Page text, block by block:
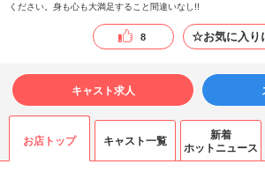
ください。身も心も大満足すること間違いなし!!
8 ☆お気に入り
キャスト求人
お店トップ キャスト一覧
新着
ホットニュース